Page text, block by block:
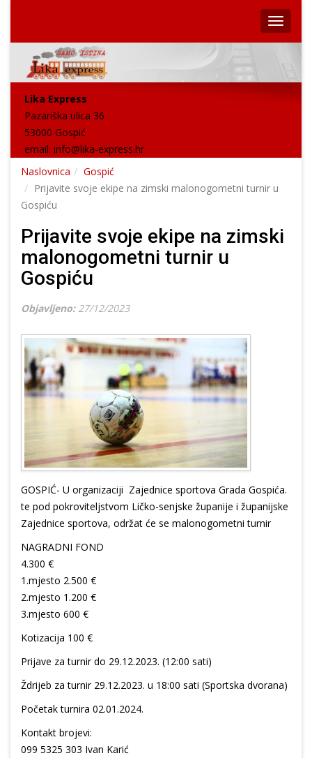
Lika Express
Pazariška ulica 36
53000 Gospić
email: info@lika-express.hr
Naslovnica
Gospić
Prijavite svoje ekipe na zimski malonogometni turnir u
Gospiću
Prijavite svoje ekipe na zimski
malonogometni turnir u
Gospiću
Objavljeno: 27/12/2023
GOSPIĆ- U organizaciji Zajednice sportova Grada Gospića.
te pod pokroviteljstvom Ličko-senjske županije i županijske
Zajednice sportova, održat će se malonogometni turnir
NAGRADNI FOND
4.300 €
1.mjesto 2.500 €
2.mjesto 1.200 €
3.mjesto 600 €
Kotizacija 100 €
Prijave za turnir do 29.12.2023. (12:00 sati)
Ždrijeb za turnir 29.12.2023. u 18:00 sati (Sportska dvorana)
Početak turnira 02.01.2024.
Kontakt brojevi:
099 5325 303 Ivan Karić